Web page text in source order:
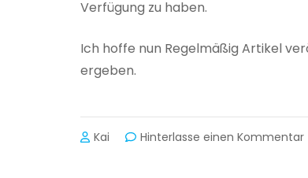
Verfügung zu haben.
Ich hoffe nun Regelmäßig Artikel
ergeben.
Kai Hinterlasse einen Kommentarzu